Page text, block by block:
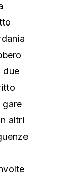
due
gare
altri